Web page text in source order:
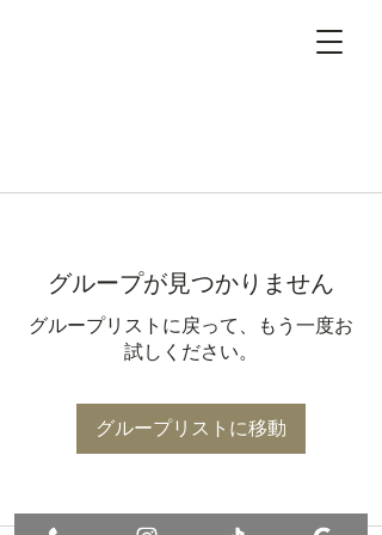
グループが見つかりません
グループリストに戻って、もう一度お
試しください。
グループリストに移動